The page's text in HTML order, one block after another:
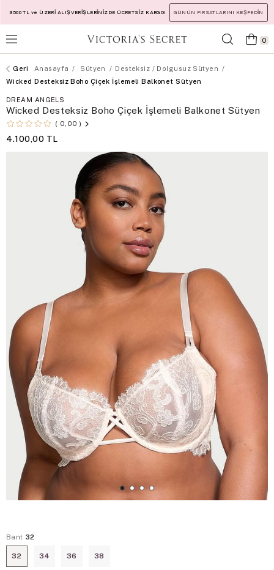
3500 TL ve ÜZERİ ALIŞVERİŞLERİNİZDE ÜCRETSİZ KARGO! GÜNÜN FIRSATLARINI KEŞFEDİN
0
Anasayfa Sütyen
Desteksiz / Dolgusuz Sütyen
Wicked Desteksiz Boho Çiçek İşlemeli Balkonet Sütyen
DREAM ANGELS
Wicked Desteksiz Boho Çiçek İşlemeli Balkonet Sütyen
0,00
4.100,00 TL
Bant 32
32 34 36 38